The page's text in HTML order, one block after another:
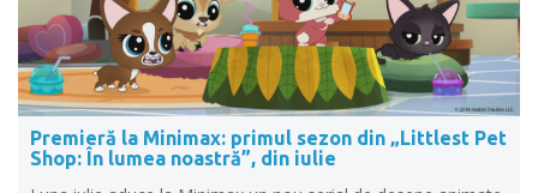
Premieră la Minimax: primul sezon din „Littlest Pet
Shop: În lumea noastră”, din iulie